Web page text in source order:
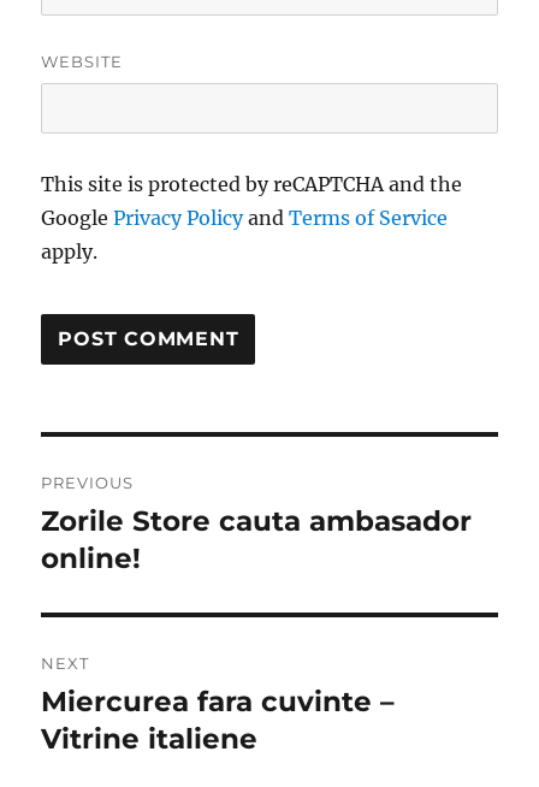
WEBSITE
This site is protected by reCAPTCHA and the
GooglePrivacy PolicyandTerms of Service
apply.
navigation
PREVIOUS
Previous
post:
Zorile Store cauta ambasador
online!
NEXT
Next
post:
Miercurea fara cuvinte –
Vitrine italiene